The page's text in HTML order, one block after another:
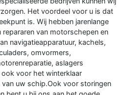
Het voordeel voor u is dat
is. Wij hebben jarenlange
van motorschepen en
navigatieapparatuur, kachels,
omvormers,
aslagers
voor het winterklaar
uw schip.Ook voor storingen